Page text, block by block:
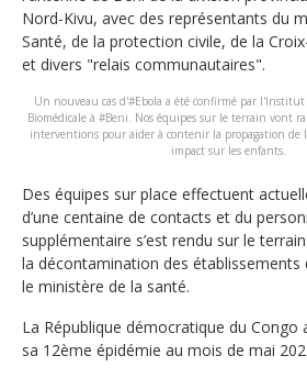
Nord-Kivu, avec des représentants du
Santé, de la protection civile, de la
et divers "relais communautaires".
Un nouveau cas d'#Ebola a été confirmé par
Biomédicale à #Beni. Nos équipes sur le terrain vont
interventions pour aider à contenir la propagation de
impact sur les enfants.
Des équipes sur place effectuent
d’une centaine de contacts et du
supplémentaire s’est rendu sur le
la décontamination des établissements
le ministère de la santé.
La République démocratique du Congo
sa 12ème épidémie au mois de mai